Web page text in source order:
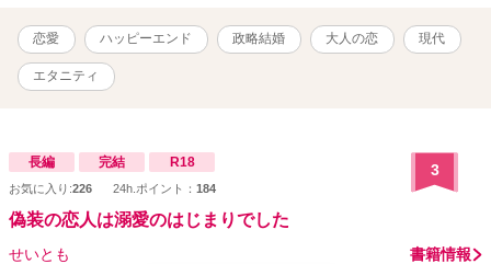
恋愛 ハッピーエンド 政略結婚 大人の恋 現代
エタニティ
長編 完結 R18
お気に入り:226 24h.ポイント： 184
3
偽装の恋人は溺愛のはじまりでした
せいとも 書籍情報